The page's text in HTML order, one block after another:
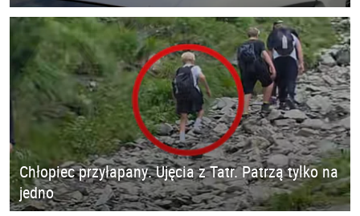
Chłopiec przyłapany. Ujęcia z Tatr. Patrzą tylko na
jedno